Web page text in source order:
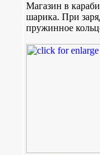
Магазин в
шарика. При
пружинное